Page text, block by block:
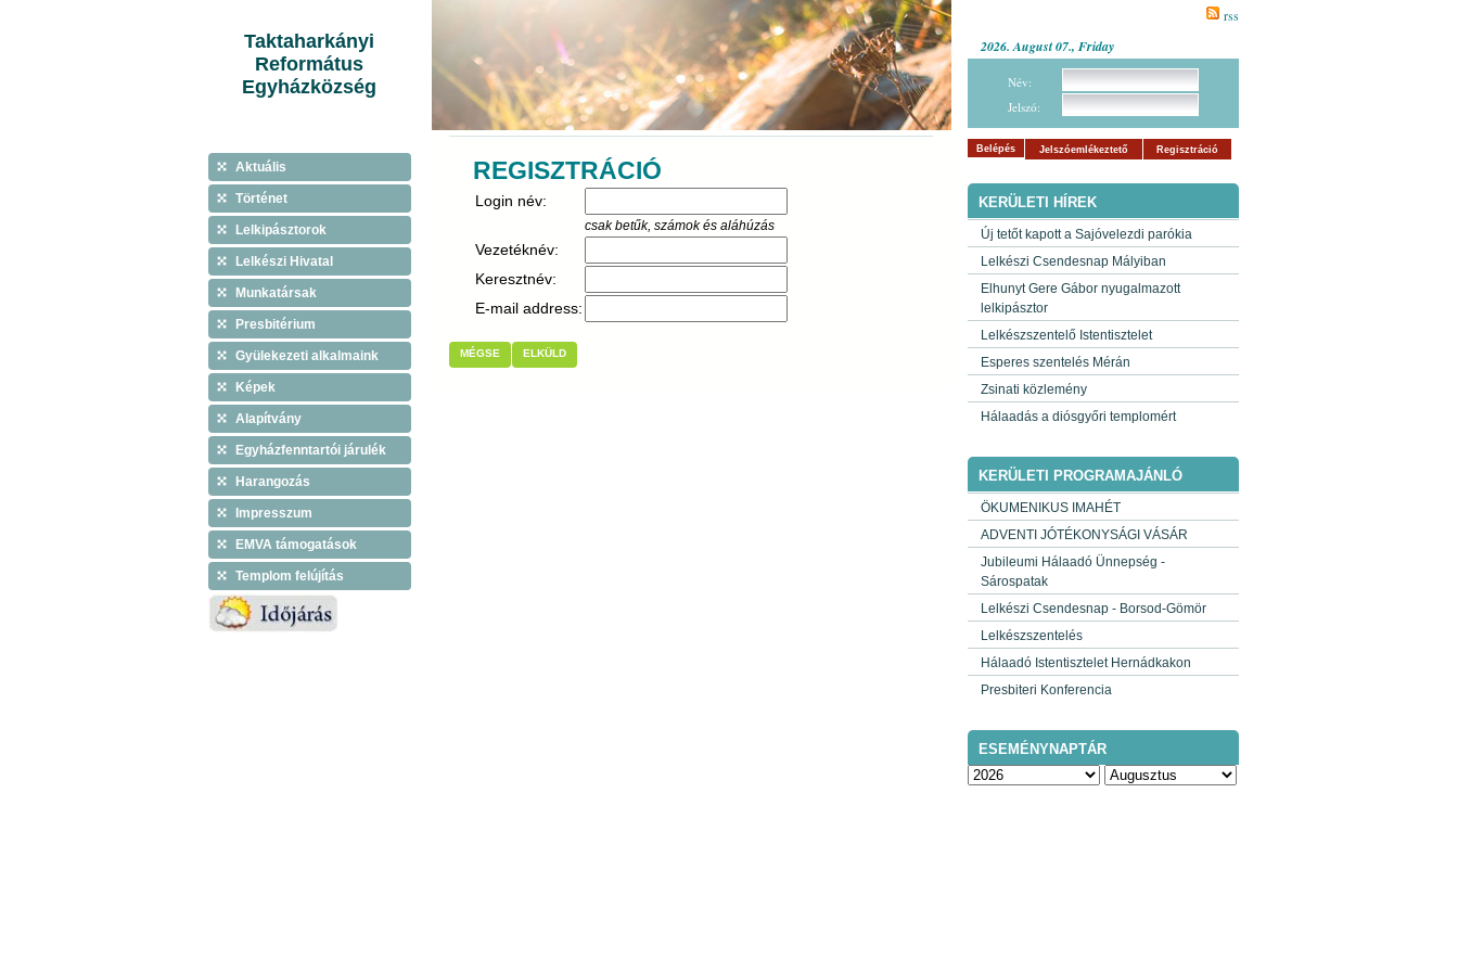
Taktaharkányi
Református
Egyházközség
Aktuális
Történet
Lelkipásztorok
Lelkészi Hivatal
Munkatársak
Presbitérium
Gyülekezeti alkalmaink
Képek
Alapítvány
Egyházfenntartói járulék
Harangozás
Impresszum
EMVA támogatások
Templom felújítás
REGISZTRÁCIÓ
Login név:
csak betűk, számok és aláhúzás
Vezetéknév:
Keresztnév:
E-mail address:
MÉGSE ELKÜLD
rss
2026. August 07., Friday
Név:
Jelszó:
Belépés Jelszóemlékeztető Regisztráció
KERÜLETI HÍREK
Új tetőt kapott a Sajóvelezdi parókia
Lelkészi Csendesnap Mályiban
Elhunyt Gere Gábor nyugalmazott
lelkipásztor
Lelkészszentelő Istentisztelet
Esperes szentelés Mérán
Zsinati közlemény
Hálaadás a diósgyőri templomért
KERÜLETI PROGRAMAJÁNLÓ
ÖKUMENIKUS IMAHÉT
ADVENTI JÓTÉKONYSÁGI VÁSÁR
Jubileumi Hálaadó Ünnepség -
Sárospatak
Lelkészi Csendesnap - Borsod-Gömör
Lelkészszentelés
Hálaadó Istentisztelet Hernádkakon
Presbiteri Konferencia
ESEMÉNYNAPTÁR